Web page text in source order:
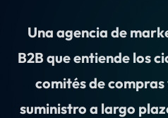
Una agencia de
B2B que entiende los
comités de
suministro a largo